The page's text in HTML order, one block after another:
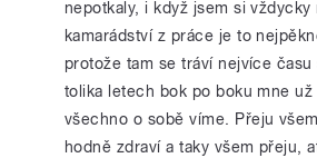
nepotkaly, i když jsem si vždycky
kamarádství z práce je to
protože tam se tráví nejvíce
tolika letech bok po boku mne
všechno o sobě víme. Přeju
hodně zdraví a taky všem přeju,